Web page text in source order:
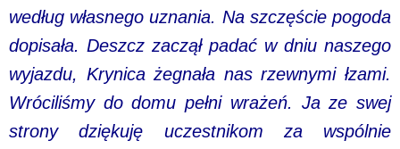
według własnego uznania. Na szczęście pogoda
dopisała. Deszcz zaczął padać w dniu naszego
wyjazdu, Krynica żegnała nas rzewnymi łzami.
Wróciliśmy do domu pełni wrażeń. Ja ze swej
strony dziękuję uczestnikom za wspólnie